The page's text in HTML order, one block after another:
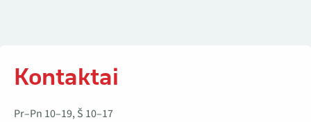
Kontaktai
Pr–Pn 10–19, Š 10–17